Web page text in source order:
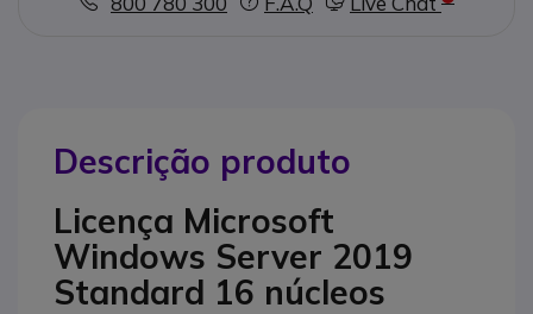
Descrição produto
Licença Microsoft
Windows Server 2019
Standard 16 núcleos